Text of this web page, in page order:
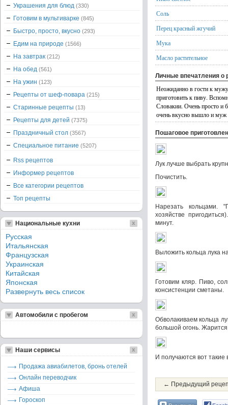
Соль
Перец красный жгучий
Мука
Масло растительное
Личные впечатления о
Неожиданно в гости к
приготовить к пиву.
Словакии. Очень просто и
очень вкусно вышло и муж
Пошаговое
Лук лучше выбрать
Почистить.
Нарезать кольцами.
хозяйстве
минут.
Выложить кольца лука
Готовим кляр. Пиво,
консистенции сметаны.
Обволакиваем кольца
большой огонь.
И получаются вот такие
← Предыдущий
Украшения для блюд (330)
Готовим в мультиварке (845)
Быстро, просто, вкусно (293)
Едим на природе (1566)
На завтрак (212)
На обед (561)
На ужин (123)
Рецепты от шеф-повара (215)
Старинные рецепты (13)
Рецепты для детей (7375)
Праздничный стол (3567)
Специальное питание (5207)
Rss рецептов
Информер рецептов
Все категории рецептов
Топ рецепты
Национальные кухни
Русская
Итальянская
Французская
Украинская
Китайская
Японская
Развернуть весь список
Автомобили с пробегом
Наши сервисы
Продажа авиабилетов, бронь отелей
Онлайн переводчик
Афиша
Гороскоп